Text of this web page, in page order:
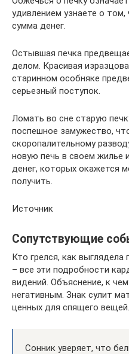
удивлением узнаете о
сумма денег.
Остывшая печка
делом. Красивая
старинном особняке
серьезный поступок.
Ломать во сне старую
поспешное замужество,
скоропалительному
новую печь в своем жилье
денег, которых окажется
получить.
Источник
Сопутствующие
Кто грелся, как
– все эти подробности
видений. Объяснение, к
негативным. Знак сулит
ценных для спящего вещей.
Сонник уверяет, что